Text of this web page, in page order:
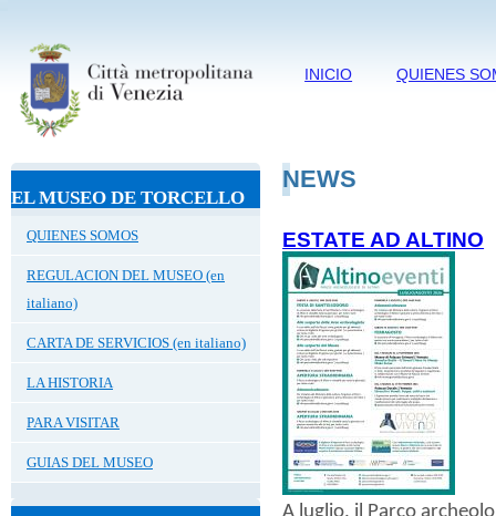
INICIO QUIENES
EL MUSEO DE TORCELLO
QUIENES SOMOS
REGULACION DEL MUSEO (en
italiano)
CARTA DE SERVICIOS (en italiano)
LA HISTORIA
PARA VISITAR
GUIAS DEL MUSEO
NEWS
ESTATE AD ALTINO